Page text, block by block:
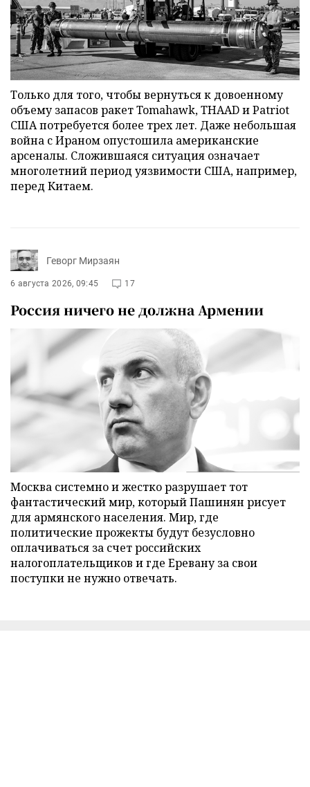
Только для того, чтобы вернуться к довоенному
объему запасов ракет Tomahawk, THAAD и Patriot
США потребуется более трех лет. Даже небольшая
война с Ираном опустошила американские
арсеналы. Сложившаяся ситуация означает
многолетний период уязвимости США, например,
перед Китаем.
Геворг Мирзаян
6 августа 2026, 09:45 17
Россия ничего не должна Армении
Москва системно и жестко разрушает тот
фантастический мир, который Пашинян рисует
для армянского населения. Мир, где
политические прожекты будут безусловно
оплачиваться за счет российских
налогоплательщиков и где Еревану за свои
поступки не нужно отвечать.